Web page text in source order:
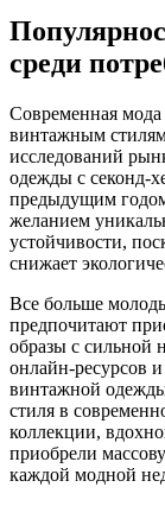
среди
Современная мода
винтажным
исследований
одежды с секонд-
предыдущим
желанием
устойчивости,
снижает
Все больше
предпочитают
образы с сильной
онлайн-ресурсов
винтажной
стиля в
коллекции,
приобрели
каждой модной